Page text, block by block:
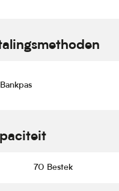
Bankpas
70 Bestek